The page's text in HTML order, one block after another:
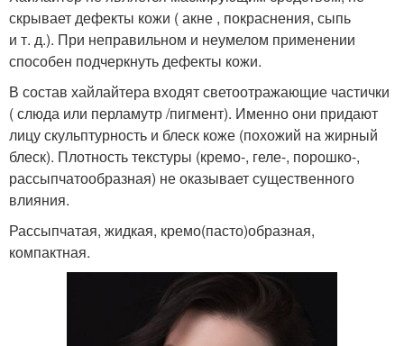
скрывает дефекты кожи ( акне , покраснения, сыпь
и т. д.). При неправильном и неумелом применении
способен подчеркнуть дефекты кожи.
В состав хайлайтера входят светоотражающие частички
( слюда или перламутр /пигмент). Именно они придают
лицу скульптурность и блеск коже (похожий на жирный
блеск). Плотность текстуры (кремо-, геле-, порошко-,
рассыпчатообразная) не оказывает существенного
влияния.
Рассыпчатая, жидкая, кремо(пасто)образная,
компактная.